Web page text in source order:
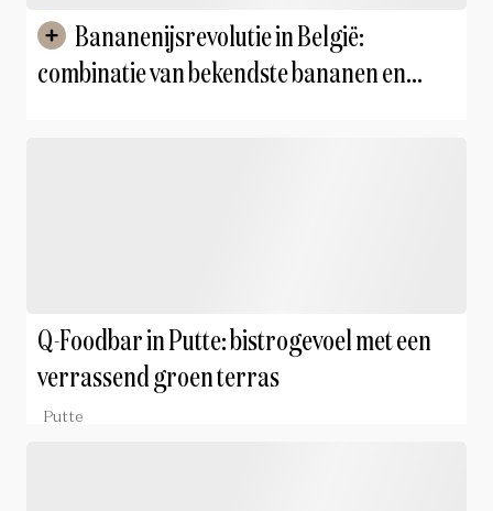
combinatie van bekendste bananen en
Q-Foodbar in Putte: bistrogevoel met een
verrassend groen terras
Putte